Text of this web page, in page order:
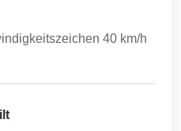
40 km/h